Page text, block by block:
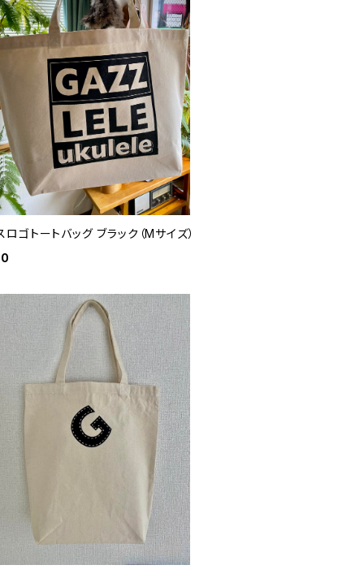
ロゴトートバッグ ブラック（Mサイズ）